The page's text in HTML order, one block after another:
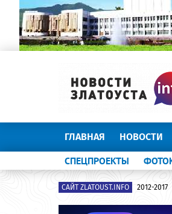
ГЛАВНАЯ НОВОСТИ
СПЕЦПРОЕКТЫ
САЙТ ZLATOUST.INFO 2012-2017